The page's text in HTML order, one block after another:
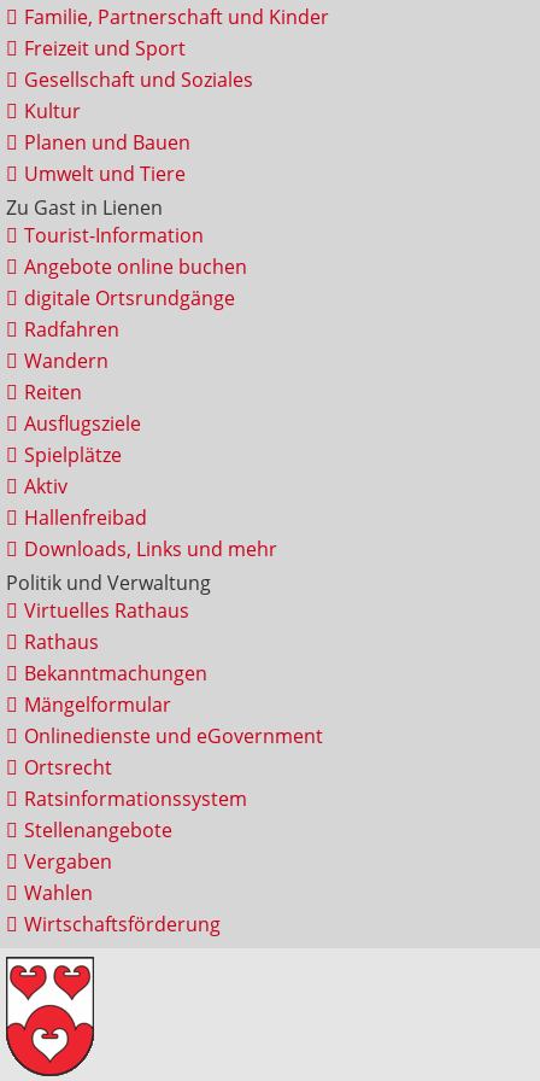
Familie, Partnerschaft und Kinder
Freizeit und Sport
Gesellschaft und Soziales
Kultur
Planen und Bauen
Umwelt und Tiere
Zu Gast in Lienen
Tourist-Information
Angebote online buchen
digitale Ortsrundgänge
Radfahren
Wandern
Reiten
Ausflugsziele
Spielplätze
Aktiv
Hallenfreibad
Downloads, Links und mehr
Politik und Verwaltung
Virtuelles Rathaus
Rathaus
Bekanntmachungen
Mängelformular
Onlinedienste und eGovernment
Ortsrecht
Ratsinformationssystem
Stellenangebote
Vergaben
Wahlen
Wirtschaftsförderung